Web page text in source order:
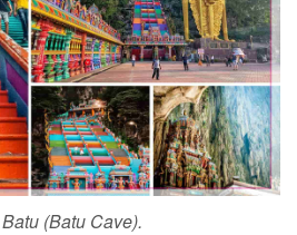
(Batu Cave).